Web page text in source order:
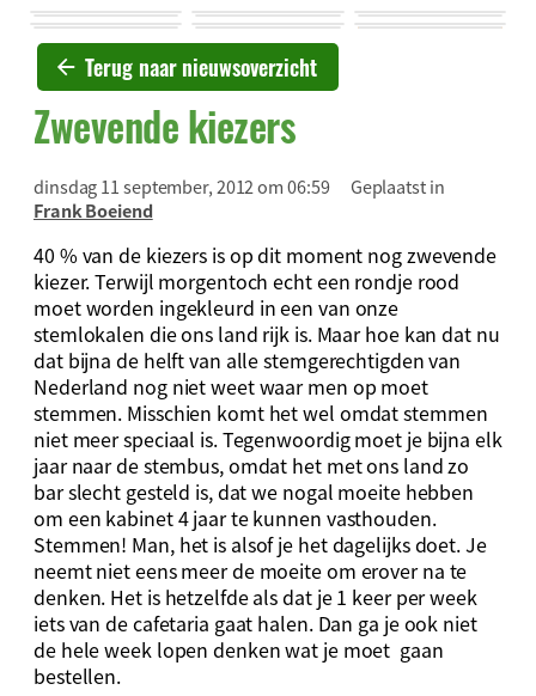
Terug naar nieuwsoverzicht
Zwevende kiezers
dinsdag 11 september, 2012 om 06:59
Geplaatst in
Frank Boeiend
40 % van de kiezers is op dit moment nog zwevende
kiezer. Terwijl morgentoch echt een rondje rood
moet worden ingekleurd in een van onze
stemlokalen die ons land rijk is. Maar hoe kan dat nu
dat bijna de helft van alle stemgerechtigden van
Nederland nog niet weet waar men op moet
stemmen. Misschien komt het wel omdat stemmen
niet meer speciaal is. Tegenwoordig moet je bijna elk
jaar naar de stembus, omdat het met ons land zo
bar slecht gesteld is, dat we nogal moeite hebben
om een kabinet 4 jaar te kunnen vasthouden.
Stemmen! Man, het is alsof je het dagelijks doet. Je
neemt niet eens meer de moeite om erover na te
denken. Het is hetzelfde als dat je 1 keer per week
iets van de cafetaria gaat halen. Dan ga je ook niet
de hele week lopen denken wat je moet gaan
bestellen.